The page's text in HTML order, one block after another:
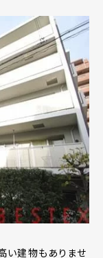
い建物もありませ